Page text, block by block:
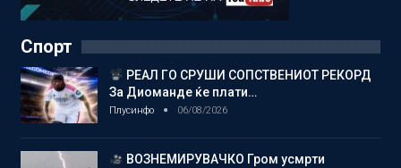
Спорт
РЕАЛ ГО СРУШИ СОПСТВЕНИОТ РЕКОРД
За Диоманде ќе плати…
Плусинфо 06/08/2026
ВОЗНЕМИРУВАЧКО Гром усмрти